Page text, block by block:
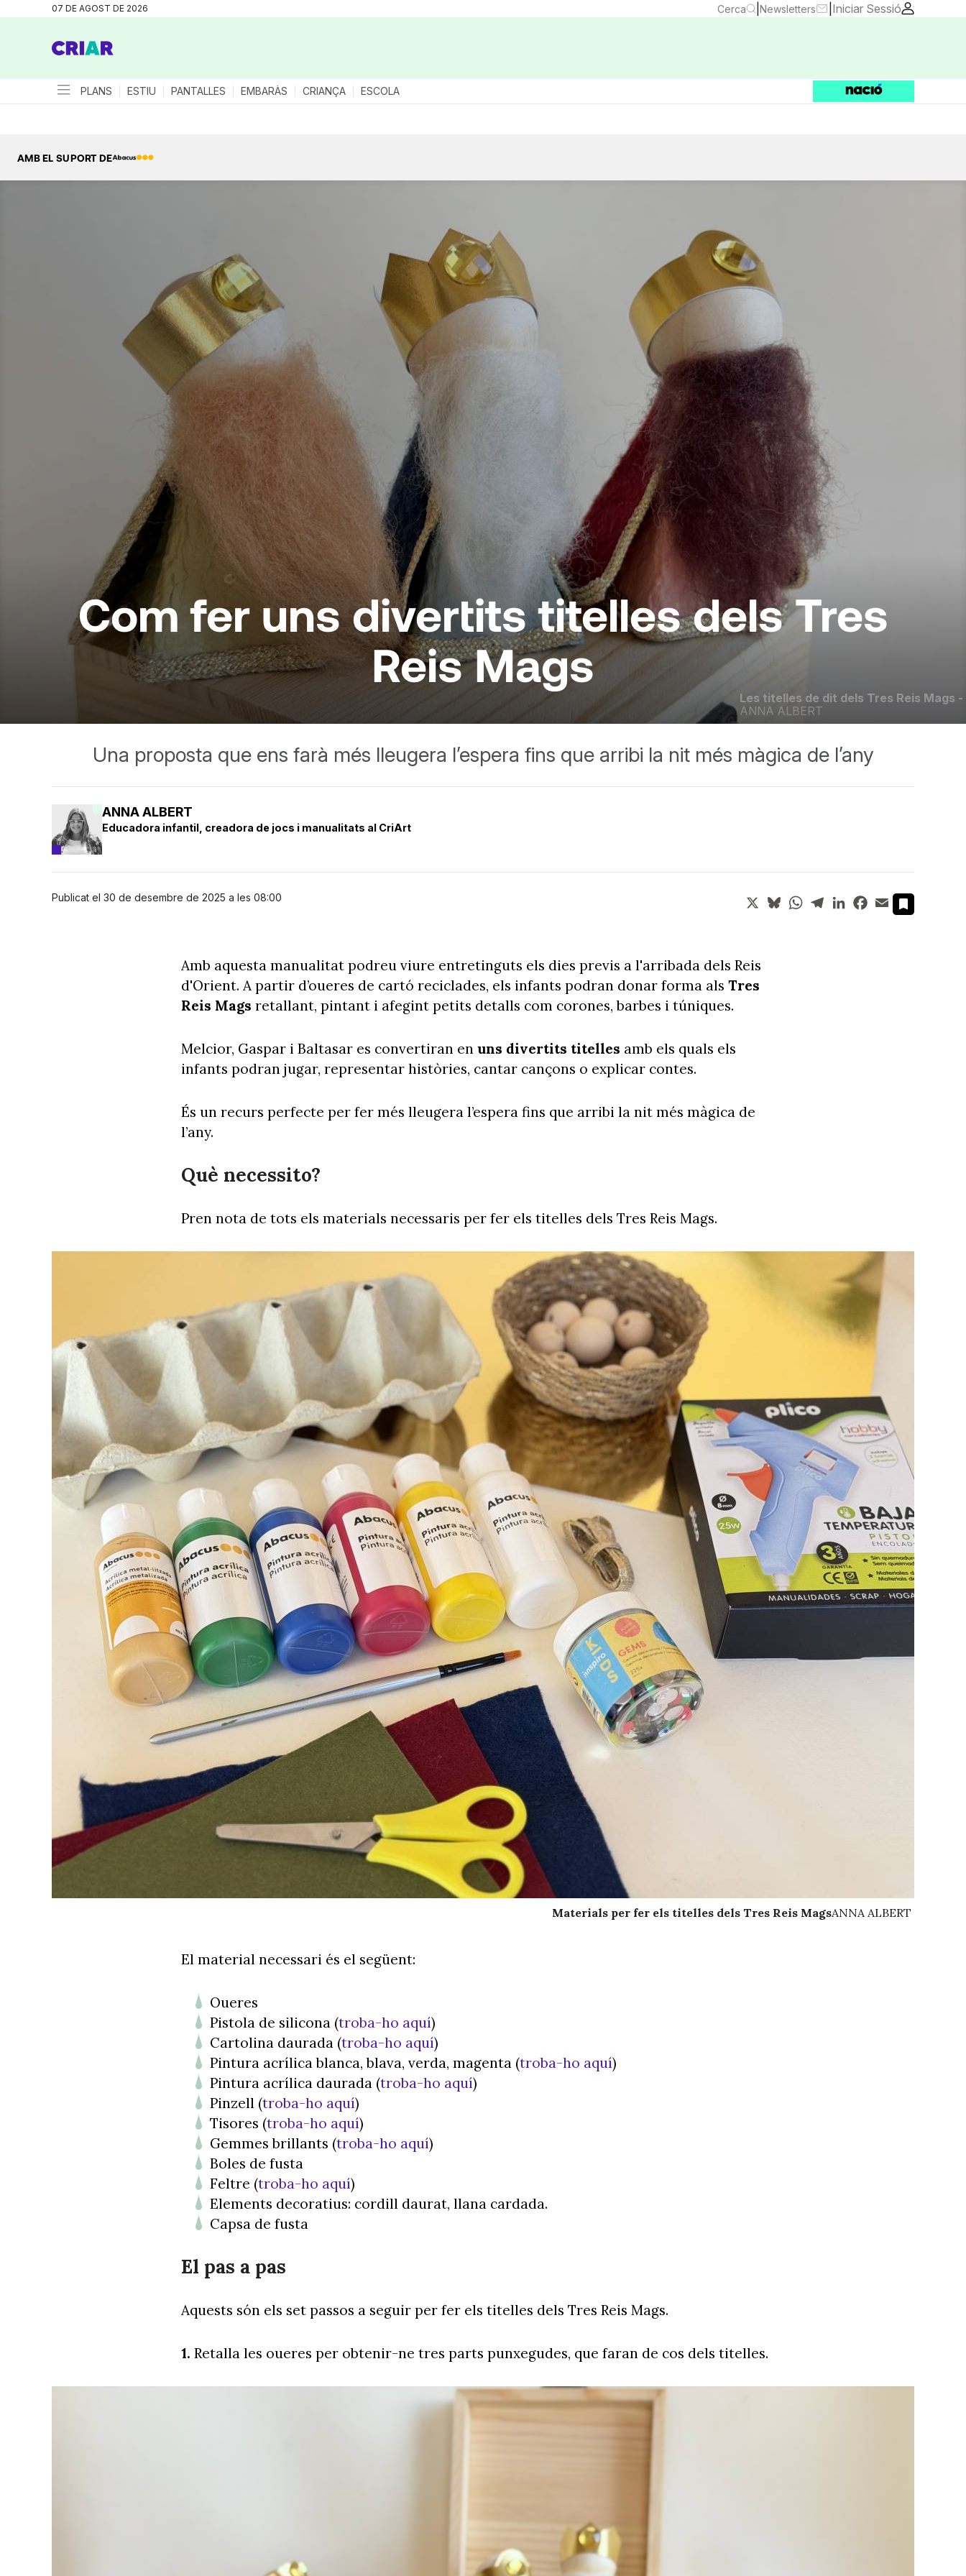
07 DE AGOST DE 2026 Cerca Newsletters Iniciar Sessió
PLANS ESTIU PANTALLES EMBARÀS CRIANÇA ESCOLA
AMB EL SUPORT DE
Les titelles de dit dels Tres Reis Mags -
ANNA ALBERT
Com fer uns divertits titelles dels Tres
Reis Mags
Una proposta que ens farà més lleugera l’espera fins que arribi la nit més màgica de l’any
ANNA ALBERT
Educadora infantil, creadora de jocs i manualitats al CriArt
Publicat el 30 de desembre de 2025 a les 08:00 X BlueskyWhatsApp
TelegramLinkedInFacebook
Email
Amb aquesta manualitat podreu viure entretinguts els dies previs a l'arribada dels Reis
d'Orient. A partir d’oueres de cartó reciclades, els infants podran donar forma als Tres
Reis Mags retallant, pintant i afegint petits detalls com corones, barbes i túniques.
Melcior, Gaspar i Baltasar es convertiran en uns divertits titelles amb els quals els
infants podran jugar, representar històries, cantar cançons o explicar contes.
És un recurs perfecte per fer més lleugera l’espera fins que arribi la nit més màgica de
l’any.
Què necessito?
Pren nota de tots els materials necessaris per fer els titelles dels Tres Reis Mags.
Materials per fer els titelles dels Tres Reis MagsANNA ALBERT
El material necessari és el següent:
Oueres
Pistola de silicona (troba-ho aquí)
Cartolina daurada (troba-ho aquí)
Pintura acrílica blanca, blava, verda, magenta (troba-ho aquí)
Pintura acrílica daurada (troba-ho aquí)
Pinzell (troba-ho aquí)
Tisores (troba-ho aquí)
Gemmes brillants (troba-ho aquí)
Boles de fusta
Feltre (troba-ho aquí)
Elements decoratius: cordill daurat, llana cardada.
Capsa de fusta
El pas a pas
Aquests són els set passos a seguir per fer els titelles dels Tres Reis Mags.
1. Retalla les oueres per obtenir-ne tres parts punxegudes, que faran de cos dels titelles.